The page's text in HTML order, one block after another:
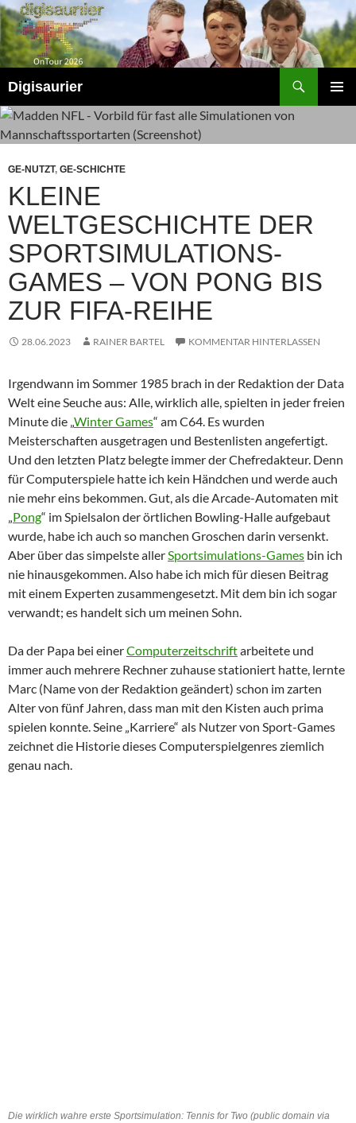
Zum
Inhalt
springen
Digisaurier
GE-NUTZT, GE-SCHICHTE
KLEINE
WELTGESCHICHTE DER
SPORTSIMULATIONS-
GAMES – VON PONG BIS
ZUR FIFA-REIHE
28.06.2023 RAINER BARTEL KOMMENTAR HINTERLASSEN
Irgendwann im Sommer 1985 brach in der Redaktion der Data
Welt eine Seuche aus: Alle, wirklich alle, spielten in jeder freien
Minute die „Winter Games“ am C64. Es wurden
Meisterschaften ausgetragen und Bestenlisten angefertigt.
Und den letzten Platz belegte immer der Chefredakteur. Denn
für Computerspiele hatte ich kein Händchen und werde auch
nie mehr eins bekommen. Gut, als die Arcade-Automaten mit
„Pong“ im Spielsalon der örtlichen Bowling-Halle aufgebaut
wurde, habe ich auch so manchen Groschen darin versenkt.
Aber über das simpelste allerSportsimulations-Games bin ich
nie hinausgekommen. Also habe ich mich für diesen Beitrag
mit einem Experten zusammengesetzt. Mit dem bin ich sogar
verwandt; es handelt sich um meinen Sohn.
Da der Papa bei einerComputerzeitschriftarbeitete und
immer auch mehrere Rechner zuhause stationiert hatte, lernte
Marc (Name von der Redaktion geändert) schon im zarten
Alter von fünf Jahren, dass man mit den Kisten auch prima
spielen konnte. Seine „Karriere“ als Nutzer von Sport-Games
zeichnet die Historie dieses Computerspielgenres ziemlich
genau nach.
Die wirklich wahre erste Sportsimulation: Tennis for Two (public domain via